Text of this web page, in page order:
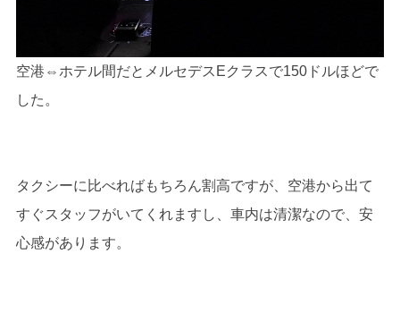
空港⇔ホテル間だとメルセデスEクラスで150ドルほどで
した。
タクシーに比べればもちろん割高ですが、空港から出て
すぐスタッフがいてくれますし、車内は清潔なので、安
心感があります。